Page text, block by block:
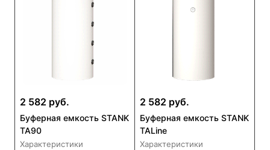
2 582 руб.
Буферная емкость STANK
ТА90
Характеристики
2 582 руб.
Буферная емкость STANK
ТАLine
Характеристики